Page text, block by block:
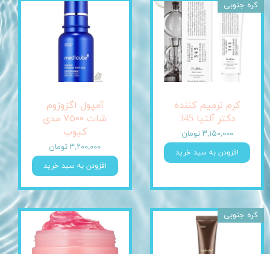
کرم ترمیم کننده
دکتر آلتیا 345
۳,۱۵۰,۰۰۰ تومان
افزودن به سبد خرید
کره جنوبی
آمپول اگزوزوم
شات ٧٥٠٠ مدی
کیوب
۳,۲۰۰,۰۰۰ تومان
افزودن به سبد خرید
کره جنوبی